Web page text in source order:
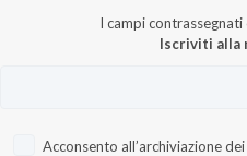
I campi contrassegnati
Iscriviti alla
Acconsento all’archiviazione